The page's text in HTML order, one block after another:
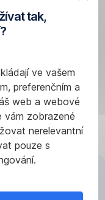
tak,
ve vašem
preferenčním a
web a webové
vám zobrazené
nerelevantní
pouze s
v kurzovním